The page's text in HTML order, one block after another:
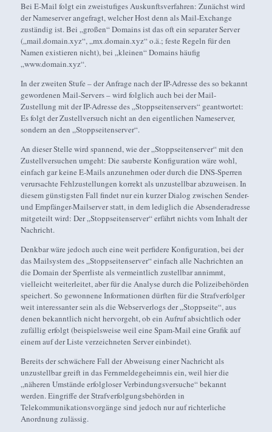
Bei E-Mail folgt ein zweistufiges Auskunftsverfahren: Zunächst wird
der Nameserver angefragt, welcher Host denn als Mail-Exchange
zuständig ist. Bei „großen“ Domains ist das oft ein separater Server
(„mail.domain.xyz“, „mx.domain.xyz“ o.ä.; feste Regeln für den
Namen existieren nicht), bei „kleinen“ Domains häufig
„www.domain.xyz“.
In der zweiten Stufe – der Anfrage nach der IP-Adresse des so bekannt
gewordenen Mail-Servers – wird folglich auch bei der Mail-
Zustellung mit der IP-Adresse des „Stoppseitenservers“ geantwortet:
Es folgt der Zustellversuch nicht an den eigentlichen Nameserver,
sondern an den „Stoppseitenserver“.
An dieser Stelle wird spannend, wie der „Stoppseitenserver“ mit den
Zustellversuchen umgeht: Die sauberste Konfiguration wäre wohl,
einfach gar keine E-Mails anzunehmen oder durch die DNS-Sperren
verursachte Fehlzustellungen korrekt als unzustellbar abzuweisen. In
diesem günstigsten Fall findet nur ein kurzer Dialog zwischen Sender-
und Empfänger-Mailserver statt, in dem lediglich die Absenderadresse
mitgeteilt wird: Der „Stoppseitenserver“ erfährt nichts vom Inhalt der
Nachricht.
Denkbar wäre jedoch auch eine weit perfidere Konfiguration, bei der
das Mailsystem des „Stoppseitenserver“ einfach alle Nachrichten an
die Domain der Sperrliste als vermeintlich zustellbar annimmt,
vielleicht weiterleitet, aber für die Analyse durch die Polizeibehörden
speichert. So gewonnene Informationen dürften für die Strafverfolger
weit interessanter sein als die Webserverlogs der „Stoppseite“, aus
denen bekanntlich nicht hervorgeht, ob ein Aufruf absichtlich oder
zufällig erfolgt (beispielsweise weil eine Spam-Mail eine Grafik auf
einem auf der Liste verzeichneten Server einbindet).
Bereits der schwächere Fall der Abweisung einer Nachricht als
unzustellbar greift in das Fernmeldegeheimnis ein, weil hier die
„näheren Umstände erfolgloser Verbindungsversuche“ bekannt
werden. Eingriffe der Strafverfolgungsbehörden in
Telekommunikationsvorgänge sind jedoch nur auf richterliche
Anordnung zulässig.